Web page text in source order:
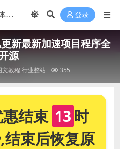
登录
新最新加速项目程序全
源
文教程 行业整站 355
结束 13时
结束后恢复原